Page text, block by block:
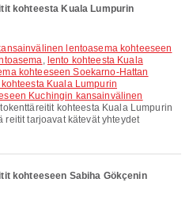
kohteesta Kuala Lumpurin
, lento kohteesta Kuala
kohteeseen Soekarno-Hattan
kohteesta Kuala Lumpurin
Kuchingin kansainvälinen
kohteesta Kuala Lumpurin
reitit tarjoavat kätevät yhteydet
kohteeseen Sabiha Gökçenin